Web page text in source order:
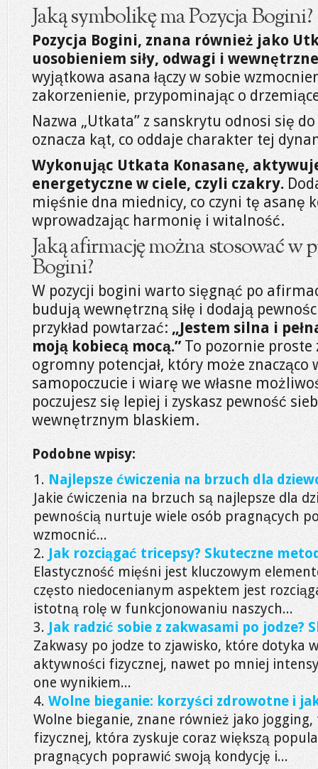
Jaką symbolikę ma Pozycja Bogini?
Pozycja Bogini, znana również jako
uosobieniem siły, odwagi i
wyjątkowa asana łączy w sobie
zakorzenienie, przypominając o
Nazwa „Utkata” z sanskrytu odnosi się do
oznacza kąt, co oddaje charakter tej
Wykonując Utkata Konasanę,
energetyczne w ciele, czyli czakry.
mięśnie dna miednicy, co czyni tę asanę
wprowadzając harmonię i witalność.
Jaką afirmację można stosować w
Bogini?
W pozycji bogini warto sięgnąć po
budują wewnętrzną siłę i dodają
przykład powtarzać: „Jestem silna i
moją kobiecą mocą.” To pozornie proste
ogromny potencjał, który może znacząco
samopoczucie i wiarę we własne
poczujesz się lepiej i zyskasz pewność
wewnętrznym blaskiem.
Podobne wpisy:
Najlepsze ćwiczenia na brzuch dla
Jakie ćwiczenia na brzuch są najlepsze dla
pewnością nurtuje wiele osób pragnących
wzmocnić...
Jak rozciągać tricepsy? Skuteczne
Elastyczność mięśni jest kluczowym
często niedocenianym aspektem jest
istotną rolę w funkcjonowaniu naszych...
Jak radzić sobie z zakwasami po jodze?
Zakwasy po jodze to zjawisko, które dotyka
aktywności fizycznej, nawet po mniej
one wynikiem...
Wolne bieganie: korzyści zdrowotne i
Wolne bieganie, znane również jako
fizycznej, która zyskuje coraz większą
pragnących poprawić swoją kondycję i...